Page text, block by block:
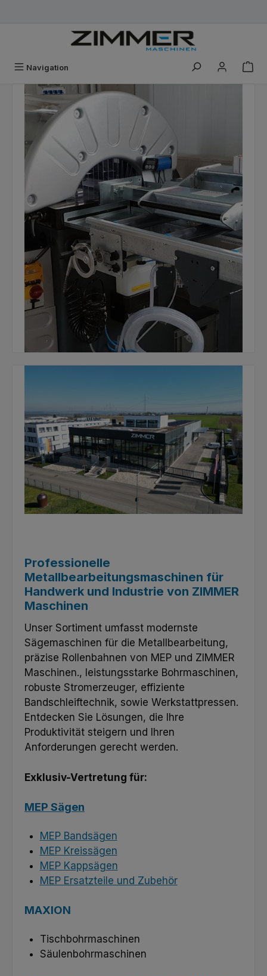
Navigation
Professionelle
Metallbearbeitungsmaschinen für
Handwerk und Industrie von ZIMMER
Maschinen
Unser Sortiment umfasst modernste
Sägemaschinen für die Metallbearbeitung,
präzise Rollenbahnen von MEP und ZIMMER
Maschinen., leistungsstarke Bohrmaschinen,
robuste Stromerzeuger, effiziente
Bandschleiftechnik, sowie Werkstattpressen.
Entdecken Sie Lösungen, die Ihre
Produktivität steigern und Ihren
Anforderungen gerecht werden.
Exklusiv-Vertretung für:
MEP Sägen
MEP Bandsägen
MEP Kreissägen
MEP Kappsägen
MEP Ersatzteile und Zubehör
MAXION
Tischbohrmaschinen
Säulenbohrmaschinen